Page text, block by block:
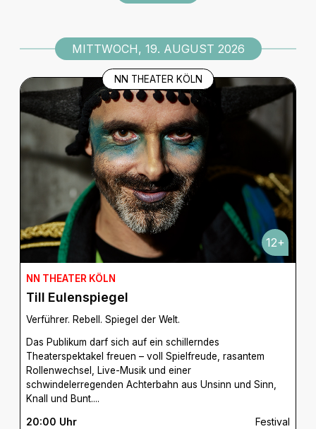
MITTWOCH, 19. AUGUST 2026
NN THEATER KÖLN
12+
NN THEATER KÖLN
Till Eulenspiegel
Verführer. Rebell. Spiegel der Welt.
Das Publikum darf sich auf ein schillerndes
Theaterspektakel freuen – voll Spielfreude, rasantem
Rollenwechsel, Live-Musik und einer
schwindelerregenden Achterbahn aus Unsinn und Sinn,
Knall und Bunt....
20:00 Uhr
Festival